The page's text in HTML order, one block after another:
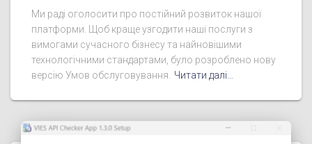
Ми раді оголосити про постійний розвиток нашої
платформи. Щоб краще узгодити наші послуги з
вимогами сучасного бізнесу та найновішими
технологічними стандартами, було розроблено нову
версію Умов обслуговування. Читати далі…